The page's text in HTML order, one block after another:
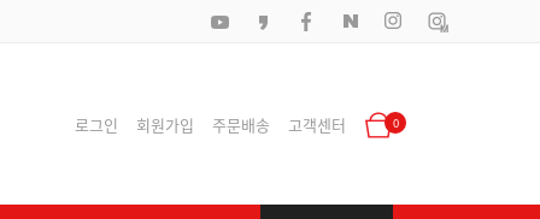
로그인 회원가입 주문배송 고객센터 0